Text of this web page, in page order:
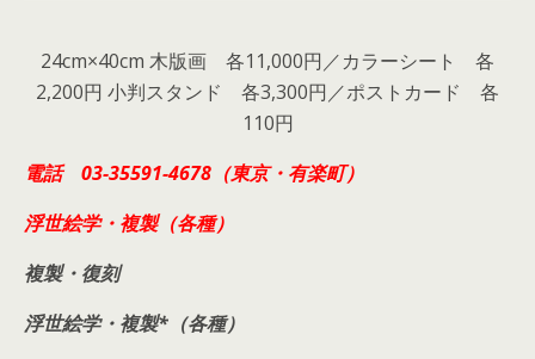
24cm×40cm 木版画 各11,000円／カラーシート 各
2,200円 小判スタンド 各3,300円／ポストカード 各
110円
電話 03-35591-4678（東京・有楽町）
浮世絵学・複製（各種）
複製・復刻
浮世絵学・複製*（各種）